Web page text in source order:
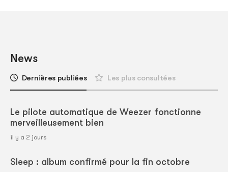
News
Dernières publiées Les plus consultées
Le pilote automatique de Weezer fonctionne
merveilleusement bien
il y a 2 jours
Sleep : album confirmé pour la fin octobre